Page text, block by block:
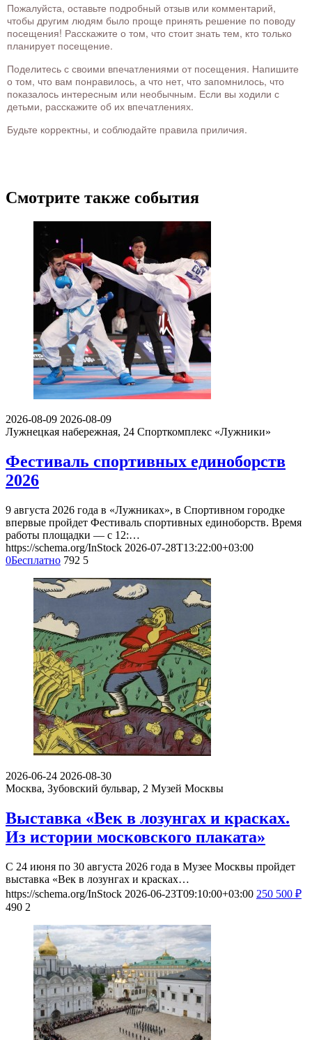
Пожалуйста, оставьте подробный отзыв или комментарий,
чтобы другим людям было проще принять решение по поводу
посещения! Расскажите о том, что стоит знать тем, кто только
планирует посещение.
Поделитесь с своими впечатлениями от посещения. Напишите
о том, что вам понравилось, а что нет, что запомнилось, что
показалось интересным или необычным. Если вы ходили с
детьми, расскажите об их впечатлениях.
Будьте корректны, и соблюдайте правила приличия.
Смотрите также события
2026-08-09 2026-08-09
Лужнецкая набережная, 24 Спорткомплекс «Лужники»
Фестиваль спортивных единоборств
2026
9 августа 2026 года в «Лужниках», в Спортивном городке
впервые пройдет Фестиваль спортивных единоборств. Время
работы площадки — с 12:…
https://schema.org/InStock 2026-07-28T13:22:00+03:00
0Бесплатно 792 5
2026-06-24 2026-08-30
Москва, Зубовский бульвар, 2 Музей Москвы
Выставка «Век в лозунгах и красках.
Из истории московского плаката»
С 24 июня по 30 августа 2026 года в Музее Москвы пройдет
выставка «Век в лозунгах и красках…
https://schema.org/InStock 2026-06-23T09:10:00+03:00 250 500 ₽
490 2